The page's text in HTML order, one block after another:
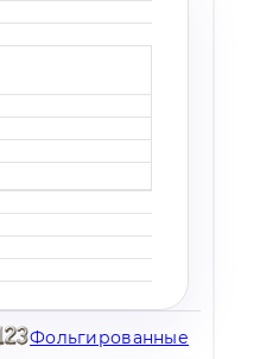
Фольгированные